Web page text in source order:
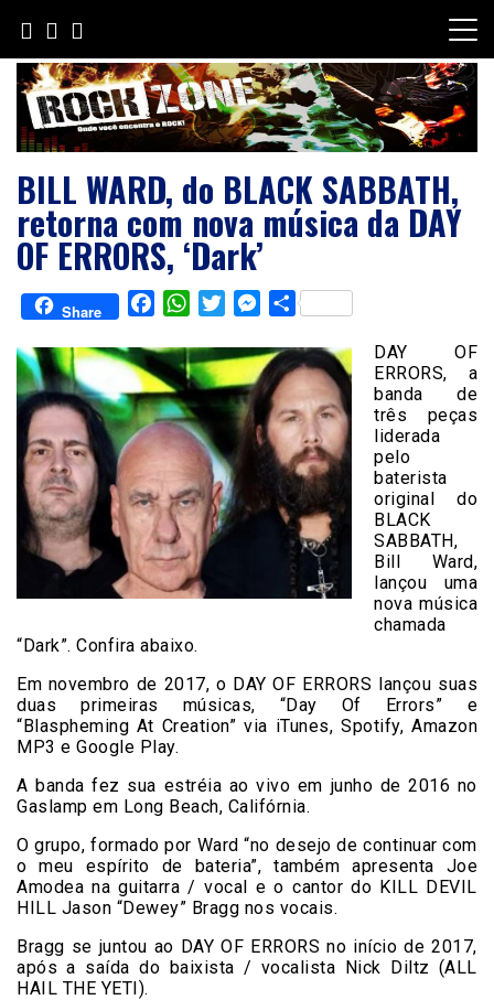
content
BILL WARD, do BLACK SABBATH,
retorna com nova música da DAY
OF ERRORS, ‘Dark’
Share FacebookWhatsAppTwitterMessenger
Share
DAY OF
ERRORS, a
banda de
três peças
liderada
pelo
baterista
original do
BLACK
SABBATH,
Bill Ward,
lançou uma
nova música
chamada
“Dark”. Confira abaixo.
Em novembro de 2017, o DAY OF ERRORS lançou suas
duas primeiras músicas, “Day Of Errors” e
“Blaspheming At Creation” via iTunes, Spotify, Amazon
MP3 e Google Play.
A banda fez sua estréia ao vivo em junho de 2016 no
Gaslamp em Long Beach, Califórnia.
O grupo, formado por Ward “no desejo de continuar com
o meu espírito de bateria”, também apresenta Joe
Amodea na guitarra / vocal e o cantor do KILL DEVIL
HILL Jason “Dewey” Bragg nos vocais.
Bragg se juntou ao DAY OF ERRORS no início de 2017,
após a saída do baixista / vocalista Nick Diltz (ALL
HAIL THE YETI).